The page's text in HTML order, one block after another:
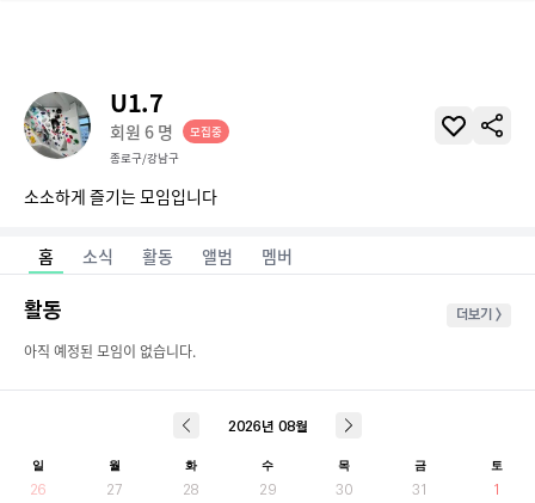
U1.7
회원 6 명
모집중
종로구/강남구
소소하게 즐기는 모임입니다
홈 소식 활동 앨범 멤버
활동 더보기 >
아직 예정된 모임이 없습니다.
2026년 08월
일 월 화 수 목 금 토
26 27 28 29 30 31 1